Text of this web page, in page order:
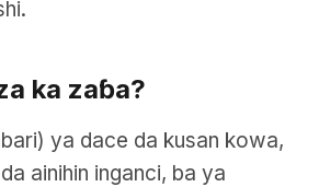
ka zaɓa?
ya dace da kusan kowa,
ainihin inganci, ba ya